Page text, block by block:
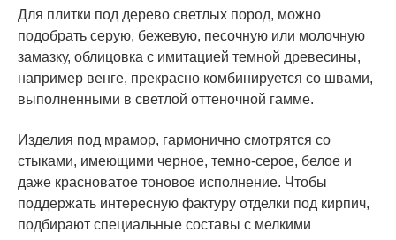
Для плитки под дерево светлых пород, можно
подобрать серую, бежевую, песочную или молочную
замазку, облицовка с имитацией темной древесины,
например венге, прекрасно комбинируется со швами,
выполненными в светлой оттеночной гамме.
Изделия под мрамор, гармонично смотрятся со
стыками, имеющими черное, темно-серое, белое и
даже красноватое тоновое исполнение. Чтобы
поддержать интересную фактуру отделки под кирпич,
подбирают специальные составы с мелкими